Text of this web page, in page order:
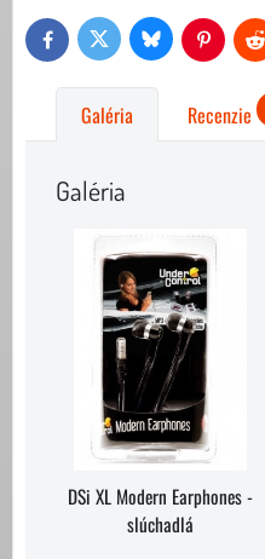
FacebookTwitter Bluesky Pinterest
Galéria Recenzie
Galéria
DSi XL Modern Earphones -
slúchadlá